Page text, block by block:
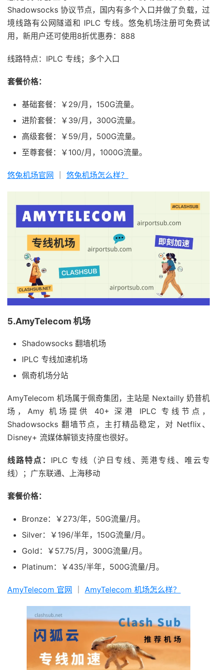
Shadowsocks 协议节点，国内有多个入口并做了负载，过
境线路有公网隧道和 IPLC 专线。悠兔机场注册可免费试
用，新用户还可使用8折优惠券：888
线路特点：IPLC 专线；多个入口
套餐价格：
基础套餐：￥29/月，150G流量。
进阶套餐：￥39/月，300G流量。
高级套餐：￥59/月，500G流量。
至尊套餐：￥100/月，1000G流量。
悠兔机场官网 悠兔机场怎么样？
5.AmyTelecom 机场
Shadowsocks 翻墙机场
IPLC 专线加速机场
佩奇机场分站
AmyTelecom 机场属于佩奇集团，主站是 Nextailly 奶昔机
场，Amy 机场提供 40+ 深港 IPLC 专线节点，
Shadowsocks 翻墙节点，主打精品稳定，对 Netflix、
Disney+ 流媒体解锁支持度也很好。
线路特点： IPLC 专线（沪日专线、莞港专线、唯云专
线）；广东联通、上海移动
套餐价格：
Bronze：￥273/年，50G流量/月。
Silver：￥196/半年，150G流量/月。
Gold：￥57.75/月，300G流量/月。
Platinum：￥435/半年，500G流量/月。
AmyTelecom 官网 AmyTelecom 机场怎么样？